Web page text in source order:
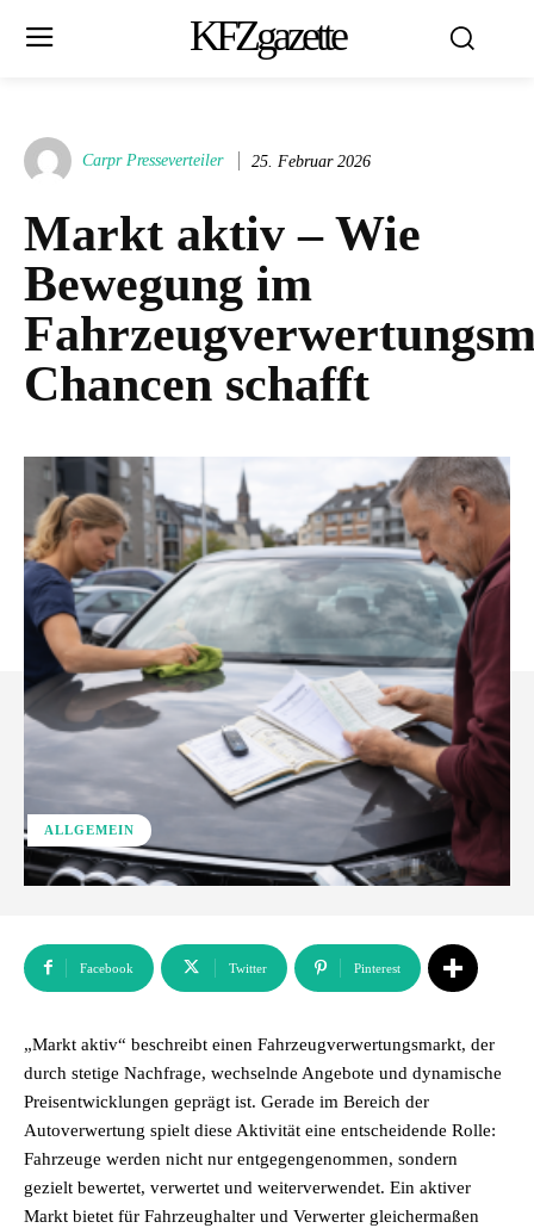
KFZgazette
Carpr Presseverteiler 25. Februar 2026
Markt aktiv – Wie
Bewegung im
Chancen schafft
ALLGEMEIN
Facebook Twitter Pinterest
„Markt aktiv“ beschreibt einen Fahrzeugverwertungsmarkt, der
durch stetige Nachfrage, wechselnde Angebote und dynamische
Preisentwicklungen geprägt ist. Gerade im Bereich der
Autoverwertung spielt diese Aktivität eine entscheidende Rolle:
Fahrzeuge werden nicht nur entgegengenommen, sondern
gezielt bewertet, verwertet und weiterverwendet. Ein aktiver
Markt bietet für Fahrzeughalter und Verwerter gleichermaßen